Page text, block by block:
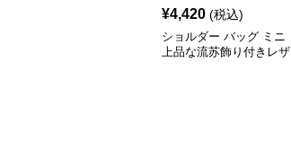
¥4,420 (税込)
ショルダー バッグ ミニ
上品な流苏飾り付きレザ